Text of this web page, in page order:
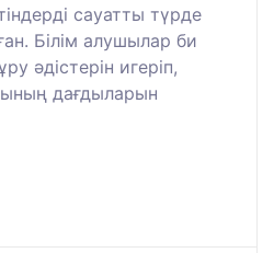
сауатты түрде
Білім алушылар би
әдістерін игеріп,
дағдыларын